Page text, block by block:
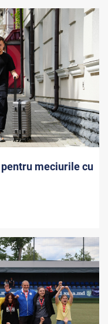
meciurile cu